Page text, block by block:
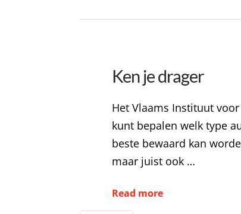
Ken je drager
Het Vlaams Instituut
kunt bepalen welk type
beste bewaard kan
maar juist ook …
Read more